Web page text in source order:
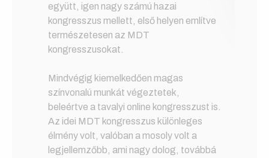
együtt, igen nagy számú hazai
kongresszus mellett, első helyen említve
természetesen az MDT
kongresszusokat.
Mindvégig kiemelkedően magas
színvonalú munkát végeztetek,
beleértve a tavalyi online kongresszust is.
Az idei MDT kongresszus különleges
élmény volt, valóban a mosoly volt a
legjellemzőbb, ami nagy dolog, továbbá